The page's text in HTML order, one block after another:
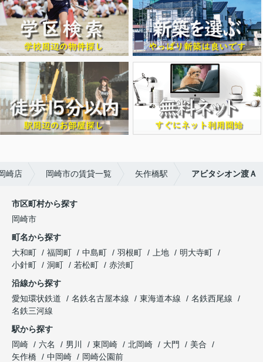
崎店 岡崎市の賃貸一覧 矢作橋駅 アビタシオン渡Ａ
市区町村から探す
岡崎市
町名から探す
大和町
福岡町 中島町 羽根町 上地
明大寺町
小針町
洞町 若松町
赤渋町
沿線から探す
愛知環状鉄道
名鉄名古屋本線 東海道本線
名鉄西尾線
名鉄三河線
駅から探す
岡崎
六名 男川 東岡崎 北岡崎 大門
美合
矢作橋
中岡崎 岡崎公園前